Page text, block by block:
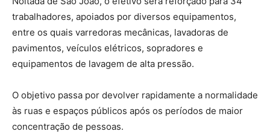
trabalhadores, apoiados por diversos equipamentos,
entre os quais varredoras mecânicas, lavadoras de
pavimentos, veículos elétricos, sopradores e
equipamentos de lavagem de alta pressão.
O objetivo passa por devolver rapidamente a normalidade
às ruas e espaços públicos após os períodos de maior
concentração de pessoas.